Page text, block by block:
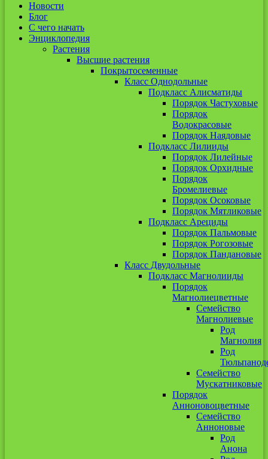
Новости
Блог
С чего начать
Энциклопедия
Растения
Высшие растения
Покрытосеменные
Класс Однодольные
Подкласс Алисматиды
Порядок Частуховые
Порядок
Водокрасовые
Порядок Наядовые
Подкласс Лилииды
Порядок Лилейные
Порядок Орхидные
Порядок
Бромелиевые
Порядок Осоковые
Порядок Мятликовые
Подкласс Арециды
Порядок Пальмовые
Порядок Рогозовые
Порядок Пандановые
Класс Двудольные
Подкласс Магнолииды
Порядок
Магнолиецветные
Семейство
Магнолиевые
Род
Магнолия
Род
Семейство
Мускатниковые
Порядок
Анноновоцветные
Семейство
Анноновые
Род
Анона